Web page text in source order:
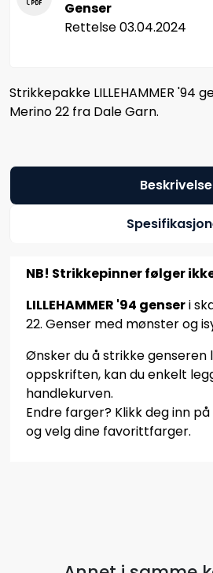
Genser
Rettelse 03.04.2024
Strikkepakke LILLEHAMMER '94
Merino 22 fra Dale Garn.
Beskrivelse
NB! Strikkepinner følger
LILLEHAMMER '94 genseri
22. Genser med mønster og
Ønsker du å strikke genseren
oppskriften, kan du enkelt
handlekurven.
Endre farger? Klikk deg inn
og velg dine favorittfarger.